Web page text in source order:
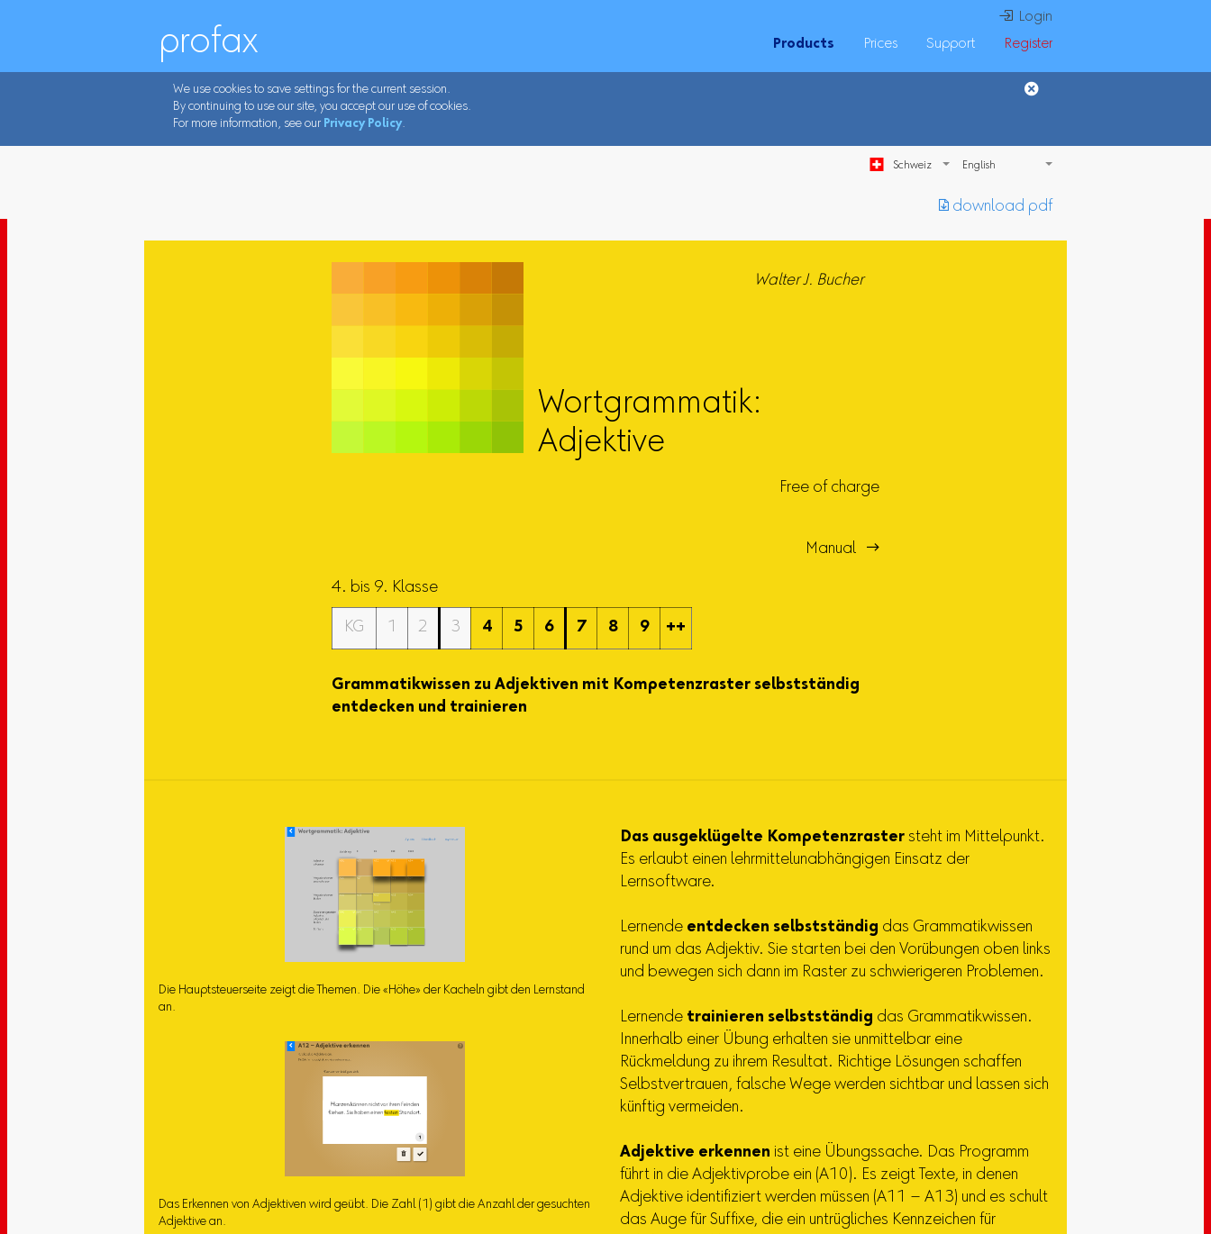
 Login
Products
Prices Support Register
profax
We use cookies to save settings for the current session.
By continuing to use our site, you accept our use of cookies.
For more information, see our Privacy Policy.
Schweiz
︎ download pdf
Walter J. Bucher
Wortgrammatik:
Adjektive
Free of charge
Manual 
4. bis 9. Klasse
KG 1 2 3 4 5 6 7 8 9 ++
Grammatikwissen zu Adjektiven mit Kompetenzraster selbstständig
entdecken und trainieren
Die Hauptsteuerseite zeigt die Themen. Die «Höhe» der Kacheln gibt den Lernstand
an.
Das Erkennen von Adjektiven wird geübt. Die Zahl (1) gibt die Anzahl der gesuchten
Adjektive an.
Das ausgeklügelte Kompetenzraster steht im Mittelpunkt.
Es erlaubt einen lehrmittelunabhängigen Einsatz der
Lernsoftware.
Lernende entdecken selbstständig das Grammatikwissen
rund um das Adjektiv. Sie starten bei den Vorübungen oben links
und bewegen sich dann im Raster zu schwierigeren Problemen.
Lernende trainieren selbstständig das Grammatikwissen.
Innerhalb einer Übung erhalten sie unmittelbar eine
Rückmeldung zu ihrem Resultat. Richtige Lösungen schaffen
Selbstvertrauen, falsche Wege werden sichtbar und lassen sich
künftig vermeiden.
Adjektive erkennen ist eine Übungssache. Das Programm
führt in die Adjektivprobe ein (A10). Es zeigt Texte, in denen
Adjektive identifiziert werden müssen (A11 – A13) und es schult
das Auge für Suffixe, die ein untrügliches Kennzeichen für